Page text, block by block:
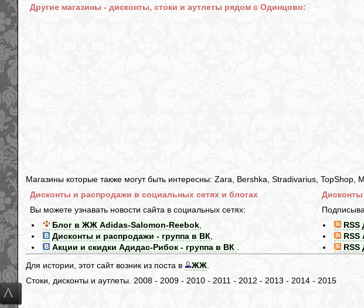
Другие магазины - дисконты, стоки и аутлеты рядом с Одинцово:
Магазины которые также могут быть интересны: Zara, Bershka, Stradivarius, TopShop,
Дисконты и распродажи в социальных сетях и блогах
Вы можете узнавать новости сайта в социальных сетях:
Блог в ЖЖ Adidas-Salomon-Reebok,
Дисконты и распродажи - группа в ВК
Акции и скидки Адидас-Рибок - группа в ВК
Дисконты
Для истории, этот сайт возник из поста в
ЖЖ
Стоки, дисконты и аутлеты. 2008 - 2009 - 2010 - 2011 - 2012 - 2013 - 2014 - 2015